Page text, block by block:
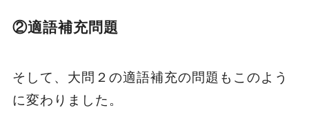
②適語補充問題
そして、大問２の適語補充の問題もこのよう
に変わりました。